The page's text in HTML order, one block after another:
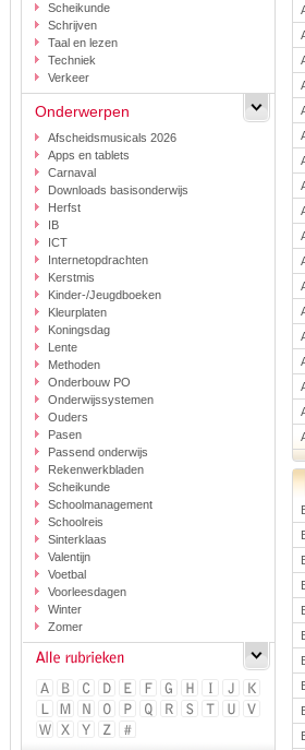
Scheikunde
Schrijven
Taal en lezen
Techniek
Verkeer
Onderwerpen
Afscheidsmusicals 2026
Apps en tablets
Carnaval
Downloads basisonderwijs
Herfst
IB
ICT
Internetopdrachten
Kerstmis
Kinder-/Jeugdboeken
Kleurplaten
Koningsdag
Lente
Methoden
Onderbouw PO
Onderwijssystemen
Ouders
Pasen
Passend onderwijs
Rekenwerkbladen
Scheikunde
Schoolmanagement
Schoolreis
Sinterklaas
Valentijn
Voetbal
Voorleesdagen
Winter
Zomer